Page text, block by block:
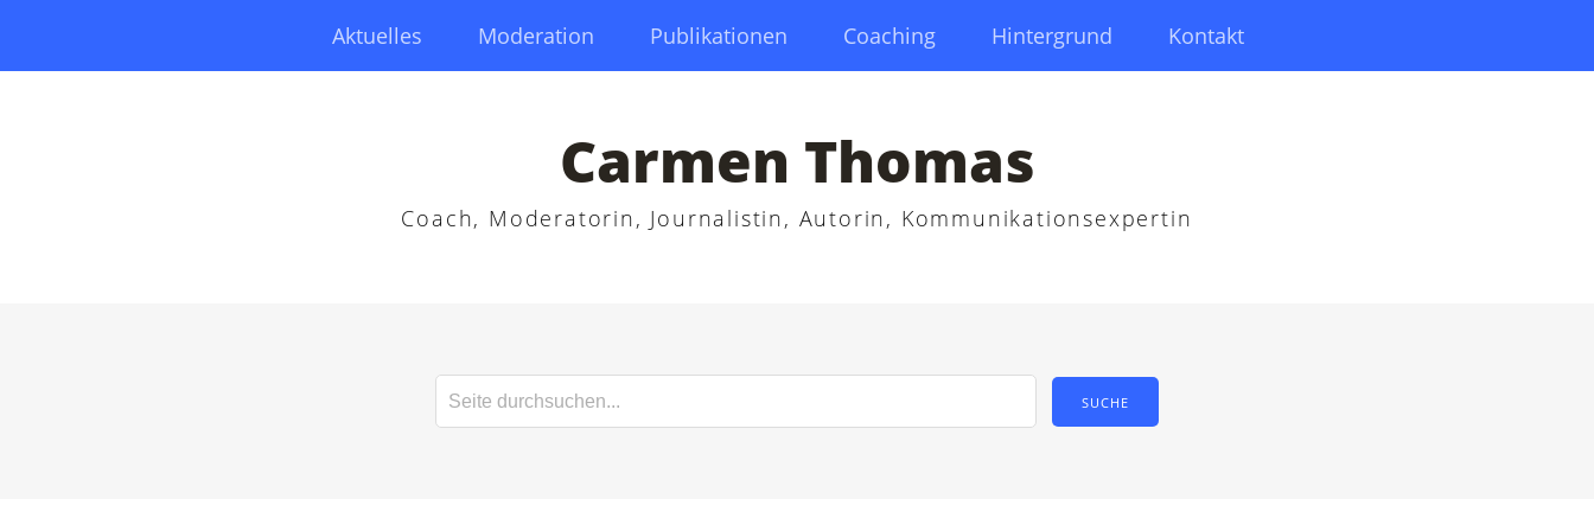
Aktuelles Moderation Publikationen Coaching Hintergrund Kontakt
Carmen Thomas
Coach, Moderatorin, Journalistin, Autorin, Kommunikationsexpertin